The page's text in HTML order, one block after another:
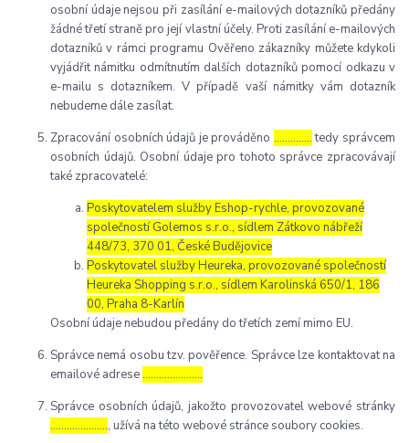
osobní údaje nejsou při zasílání e-mailových dotazníků předány
žádné třetí straně pro její vlastní účely. Proti zasílání e-mailových
dotazníků v rámci programu Ověřeno zákazníky můžete kdykoli
vyjádřit námitku odmítnutím dalších dotazníků pomocí odkazu v
e-mailu s dotazníkem. V případě vaší námitky vám dotazník
nebudeme dále zasílat.
Zpracování osobních údajů je prováděno …………..tedy správcem
osobních údajů. Osobní údaje pro tohoto správce zpracovávají
také zpracovatelé:
Poskytovatelem služby Eshop-rychle, provozované
společností Golemos s.r.o., sídlem Zátkovo nábřeží
448/73, 370 01, České Budějovice
Poskytovatel služby Heureka, provozované společností
Heureka Shopping s.r.o., sídlem Karolinská 650/1, 186
00, Praha 8-Karlín
Osobní údaje nebudou předány do třetích zemí mimo EU.
Správce nemá osobu tzv. pověřence. Správce lze kontaktovat na
emailové adrese ………………….
Správce osobních údajů, jakožto provozovatel webové stránky
…………………, užívá na této webové stránce soubory cookies.